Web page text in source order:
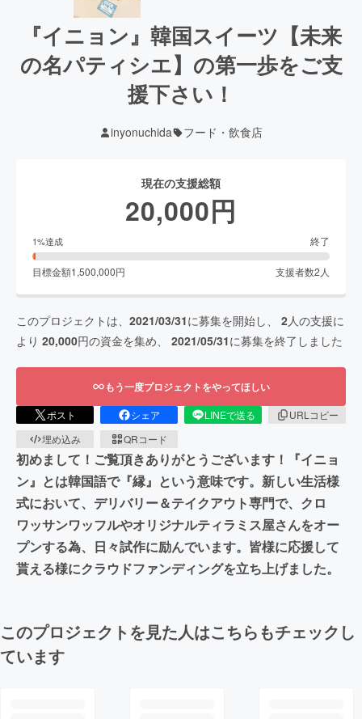
『イニョン』韓国スイーツ【未来
の名パティシエ】の第一歩をご支
援下さい！
inyonuchida フード・飲食店
現在の支援総額
20,000円
1%達成 終了
目標金額1,500,000円 支援者数2人
このプロジェクトは、 2021/03/31に募集を開始し、 2人の支援に
より 20,000円の資金を集め、 2021/05/31に募集を終了しました
もう一度プロジェクトをやってほしい
ポスト シェア LINEで送る
URLコピー
埋め込み
QRコード
初めまして！ご覧頂きありがとうございます！『イニョ
ン』とは韓国語で『縁』という意味です。新しい生活様
式において、デリバリー＆テイクアウト専門で、クロ
ワッサンワッフルやオリジナルティラミス屋さんをオー
プンする為、日々試作に励んでいます。皆様に応援して
貰える様にクラウドファンディングを立ち上げました。
このプロジェクトを見た人はこちらもチェックし
ています